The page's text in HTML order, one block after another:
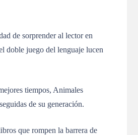
de sorprender al lector en
doble juego del lenguaje lucen
tiempos, Animales
de su generación.
que rompen la barrera de